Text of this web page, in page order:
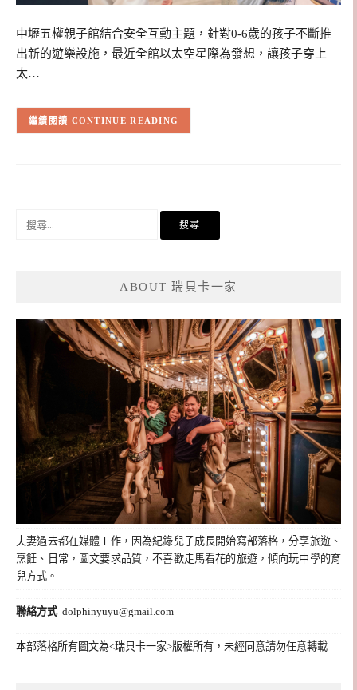
中壢五權親子館結合安全互動主題，針對0-6歲的孩子不斷推
出新的遊樂設施，最近全館以太空星際為發想，讓孩子穿上
太…
CONTINUE READING
ABOUT 瑞貝卡一家
夫妻過去都在媒體工作，因為紀錄兒子成長開始寫部落格，分享旅遊、
烹飪、日常，圖文要求品質，不喜歡走馬看花的旅遊，傾向玩中學的育
兒方式。
聯絡方式 dolphinyuyu@gmail.com
本部落格所有圖文為<瑞貝卡一家>版權所有，未經同意請勿任意轉載